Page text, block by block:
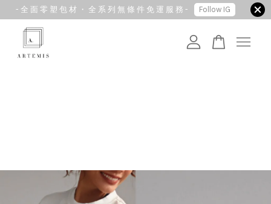
- 全 面 零 塑 包 材 ・ 全 系 列 無 條 件 免 運 服 務 - Follow IG
您的購物車目前還是空的。